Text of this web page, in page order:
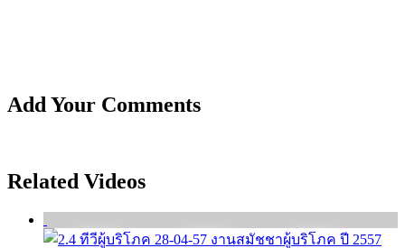
Add Your Comments
Related Videos